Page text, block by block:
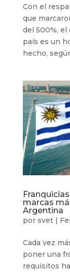
Con el
que
del 500%, el
país es un
hecho,
marcas
Argentina
por svet|
Cada vez
poner una
requisitos